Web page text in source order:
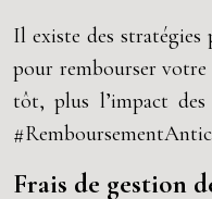
Il existe des stratégies
pour rembourser
tôt, plus l’impact
Frais de gestion